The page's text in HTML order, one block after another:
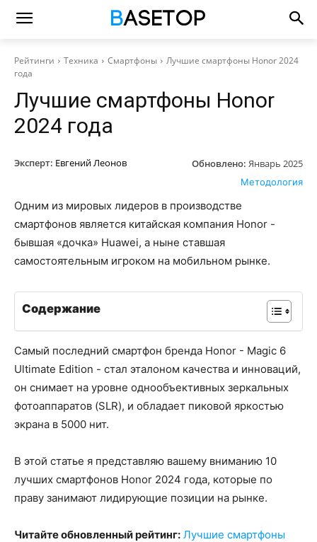
Рейтинги Техника Смартфоны
Лучшие смартфоны Honor 2024
года
Лучшие смартфоны Honor
2024 года
Эксперт: Евгений Леонов Обновлено: Январь 2025
Методология
Одним из мировых лидеров в производстве
смартфонов является китайская компания Honor -
бывшая «дочка» Huawei, а ныне ставшая
самостоятельным игроком на мобильном рынке.
Содержание
Самый последний смартфон бренда Honor - Magic 6
Ultimate Edition - стал эталоном качества и инноваций,
он снимает на уровне однообъективных зеркальных
фотоаппаратов (SLR), и обладает пиковой яркостью
экрана в 5000 нит.
В этой статье я представляю вашему вниманию 10
лучших смартфонов Honor 2024 года, которые по
праву занимают лидирующие позиции на рынке.
Читайте обновленный рейтинг: Лучшие смартфоны